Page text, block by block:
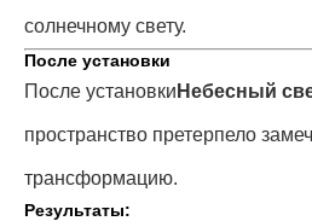
солнечному свету.
После установки
После установки Небесный
пространство претерпело
трансформацию.
Результаты: